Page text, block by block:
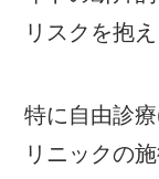
リスクを抱え
特に自由診
リニックの